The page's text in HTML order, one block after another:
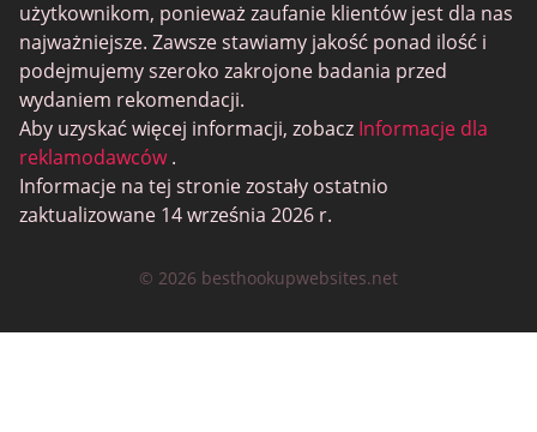
użytkownikom, ponieważ zaufanie klientów jest dla nas
najważniejsze. Zawsze stawiamy jakość ponad ilość i
podejmujemy szeroko zakrojone badania przed
wydaniem rekomendacji.
Aby uzyskać więcej informacji, zobacz Informacje dla
reklamodawców.
Informacje na tej stronie zostały ostatnio
zaktualizowane 14 września 2026 r.
© 2026 besthookupwebsites.net